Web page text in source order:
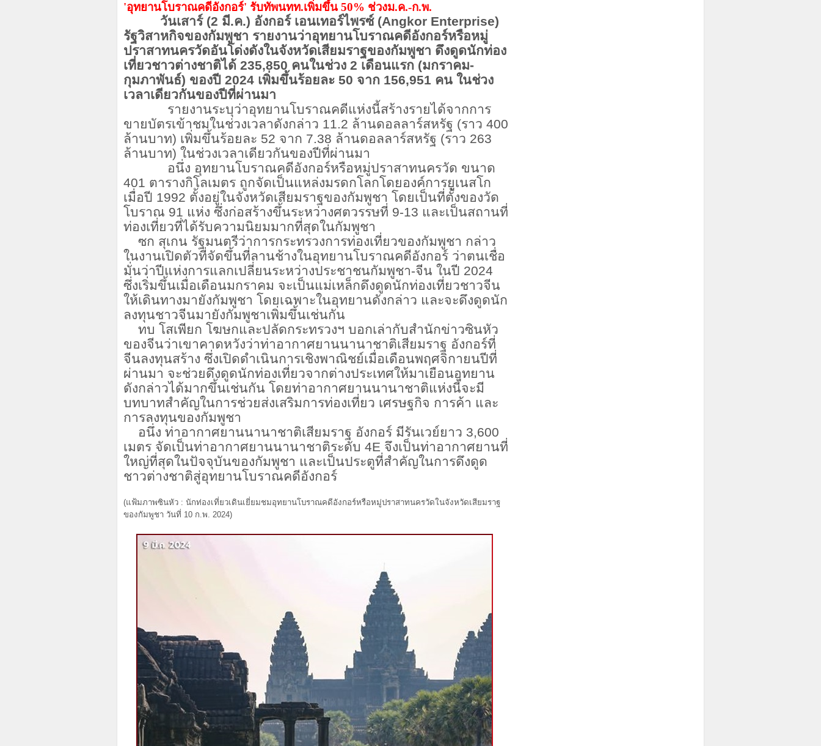
'อุทยานโบราณคดีอังกอร์' รับทัพนทท.เพิ่มขึ้น 50% ช่วงม.ค.-ก.พ.
วันเสาร์ (2 มี.ค.) อังกอร์ เอนเทอร์ไพรซ์ (Angkor Enterprise)
รัฐวิสาหกิจของกัมพูชา รายงานว่าอุทยานโบราณคดีอังกอร์หรือหมู่
ปราสาทนครวัดอันโด่งดังในจังหวัดเสียมราฐของกัมพูชา ดึงดูดนักท่อง
เที่ยวชาวต่างชาติได้ 235,850 คนในช่วง 2 เดือนแรก (มกราคม-
กุมภาพันธ์) ของปี 2024 เพิ่มขึ้นร้อยละ 50 จาก 156,951 คน ในช่วง
เวลาเดียวกันของปีที่ผ่านมา
รายงานระบุว่าอุทยานโบราณคดีแห่งนี้สร้างรายได้จากการ
ขายบัตรเข้าชมในช่วงเวลาดังกล่าว 11.2 ล้านดอลลาร์สหรัฐ (ราว 400
ล้านบาท) เพิ่มขึ้นร้อยละ 52 จาก 7.38 ล้านดอลลาร์สหรัฐ (ราว 263
ล้านบาท) ในช่วงเวลาเดียวกันของปีที่ผ่านมา
อนึ่ง อุทยานโบราณคดีอังกอร์หรือหมู่ปราสาทนครวัด ขนาด
401 ตารางกิโลเมตร ถูกจัดเป็นแหล่งมรดกโลกโดยองค์การยูเนสโก
เมื่อปี 1992 ตั้งอยู่ในจังหวัดเสียมราฐของกัมพูชา โดยเป็นที่ตั้งของวัด
โบราณ 91 แห่ง ซึ่งก่อสร้างขึ้นระหว่างศตวรรษที่ 9-13 และเป็นสถานที่
ท่องเที่ยวที่ได้รับความนิยมมากที่สุดในกัมพูชา
ซก สุเกน รัฐมนตรีว่าการกระทรวงการท่องเที่ยวของกัมพูชา กล่าว
ในงานเปิดตัวที่จัดขึ้นที่ลานช้างในอุทยานโบราณคดีอังกอร์ ว่าตนเชื่อ
มั่นว่าปีแห่งการแลกเปลี่ยนระหว่างประชาชนกัมพูชา-จีน ในปี 2024
ซึ่งเริ่มขึ้นเมื่อเดือนมกราคม จะเป็นแม่เหล็กดึงดูดนักท่องเที่ยวชาวจีน
ให้เดินทางมายังกัมพูชา โดยเฉพาะในอุทยานดังกล่าว และจะดึงดูดนัก
ลงทุนชาวจีนมายังกัมพูชาเพิ่มขึ้นเช่นกัน
ทบ โสเพียก โฆษกและปลัดกระทรวงฯ บอกเล่ากับสำนักข่าวซินหัว
ของจีนว่าเขาคาดหวังว่าท่าอากาศยานนานาชาติเสียมราฐ อังกอร์ที่
จีนลงทุนสร้าง ซึ่งเปิดดำเนินการเชิงพาณิชย์เมื่อเดือนพฤศจิกายนปีที่
ผ่านมา จะช่วยดึงดูดนักท่องเที่ยวจากต่างประเทศให้มาเยือนอุทยาน
ดังกล่าวได้มากขึ้นเช่นกัน โดยท่าอากาศยานนานาชาติแห่งนี้จะมี
บทบาทสำคัญในการช่วยส่งเสริมการท่องเที่ยว เศรษฐกิจ การค้า และ
การลงทุนของกัมพูชา
อนึ่ง ท่าอากาศยานนานาชาติเสียมราฐ อังกอร์ มีรันเวย์ยาว 3,600
เมตร จัดเป็นท่าอากาศยานนานาชาติระดับ 4E จึงเป็นท่าอากาศยานที่
ใหญ่ที่สุดในปัจจุบันของกัมพูชา และเป็นประตูที่สำคัญในการดึงดูด
ชาวต่างชาติสู่อุทยานโบราณคดีอังกอร์
(แฟ้มภาพซินหัว : นักท่องเที่ยวเดินเยี่ยมชมอุทยานโบราณคดีอังกอร์หรือหมู่ปราสาทนครวัดในจังหวัดเสียมราฐ
ของกัมพูชา วันที่ 10 ก.พ. 2024)